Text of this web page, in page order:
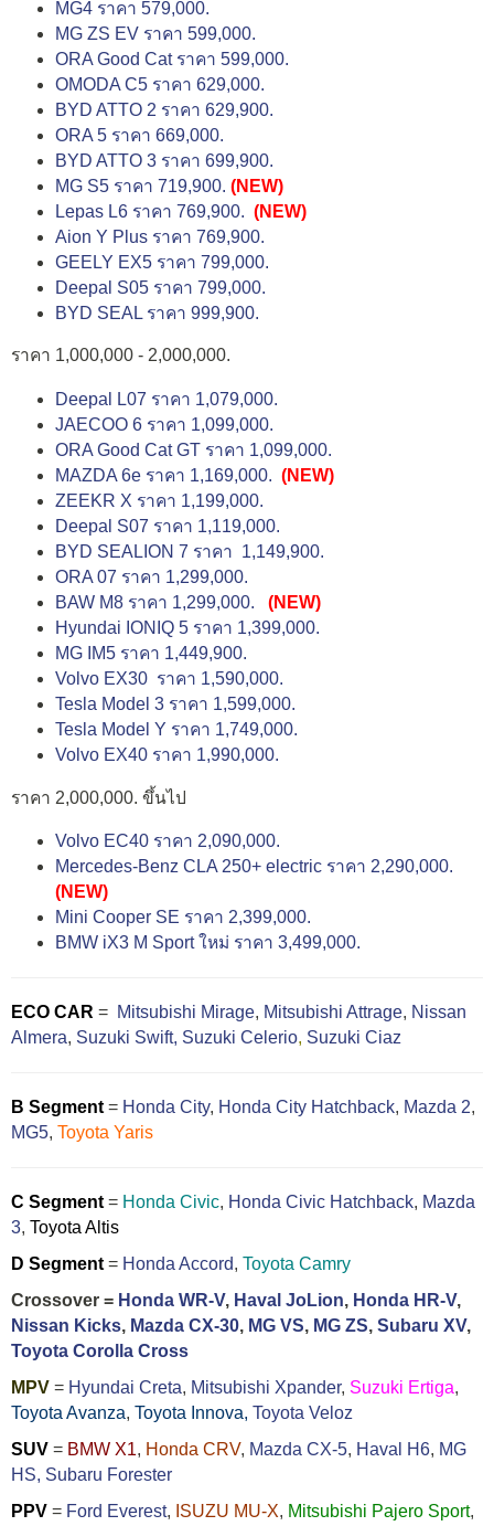
MG4 ราคา 579,000.
MG ZS EV ราคา 599,000.
ORA Good Cat ราคา 599,000.
OMODA C5 ราคา 629,000.
BYD ATTO 2 ราคา 629,900.
ORA 5 ราคา 669,000.
BYD ATTO 3 ราคา 699,900.
MG S5 ราคา 719,900. (NEW)
Lepas L6 ราคา 769,900. (NEW)
Aion Y Plus ราคา 769,900.
GEELY EX5 ราคา 799,000.
Deepal S05 ราคา 799,000.
BYD SEAL ราคา 999,900.
ราคา 1,000,000 - 2,000,000.
Deepal L07 ราคา 1,079,000.
JAECOO 6 ราคา 1,099,000.
ORA Good Cat GT ราคา 1,099,000.
MAZDA 6e ราคา 1,169,000. (NEW)
ZEEKR X ราคา 1,199,000.
Deepal S07 ราคา 1,119,000.
BYD SEALION 7 ราคา 1,149,900.
ORA 07 ราคา 1,299,000.
BAW M8 ราคา 1,299,000.
(NEW)
Hyundai IONIQ 5 ราคา 1,399,000.
MG IM5 ราคา 1,449,900.
Volvo EX30 ราคา 1,590,000.
Tesla Model 3 ราคา 1,599,000.
Tesla Model Y ราคา 1,749,000.
Volvo EX40 ราคา 1,990,000.
ราคา 2,000,000. ขึ้นไป
Volvo EC40 ราคา 2,090,000.
Mercedes-Benz CLA 250+ electric ราคา 2,290,000.
(NEW)
Mini Cooper SE ราคา 2,399,000.
BMW iX3 M Sport ใหม่ ราคา 3,499,000.
ECO CAR = Mitsubishi Mirage, Mitsubishi Attrage, Nissan
Almera, Suzuki Swift, Suzuki Celerio, Suzuki Ciaz
B Segment = Honda City, Honda City Hatchback, Mazda 2,
MG5, Toyota Yaris
C Segment = Honda Civic, Honda Civic Hatchback, Mazda
3, Toyota Altis
D Segment = Honda Accord, Toyota Camry
Crossover = Honda WR-V, Haval JoLion, Honda HR-V,
Nissan Kicks, Mazda CX-30, MG VS, MG ZS, Subaru XV,
Toyota Corolla Cross
MPV = Hyundai Creta, Mitsubishi Xpander, Suzuki Ertiga,
Toyota Avanza, Toyota Innova, Toyota Veloz
SUV = BMW X1, Honda CRV, Mazda CX-5, Haval H6, MG
HS, Subaru Forester
PPV = Ford Everest, ISUZU MU-X, Mitsubishi Pajero Sport,